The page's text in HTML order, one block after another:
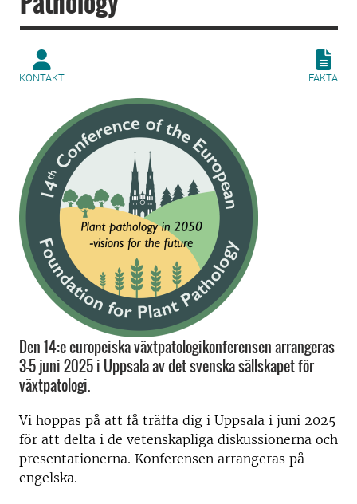
KONTAKT FAKTA
Den 14:e europeiska växtpatologikonferensen arrangeras
3-5 juni 2025 i Uppsala av det svenska sällskapet för
växtpatologi.
Vi hoppas på att få träffa dig i Uppsala i juni 2025
för att delta i de vetenskapliga diskussionerna och
presentationerna. Konferensen arrangeras på
engelska.